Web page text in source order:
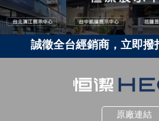
誠徵全台經銷商，立即撥
原廠連結